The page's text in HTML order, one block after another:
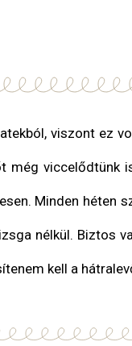
viszont ez
viccelődtünk
Minden héten
nélkül. Biztos
kell a